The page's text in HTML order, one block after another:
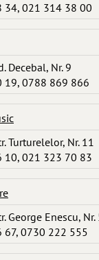
34, 021 314 38 00
Decebal, Nr. 9
19, 0788 869 866
Turturelelor, Nr. 11
10, 021 323 70 83
George Enescu, Nr.
67, 0730 222 555